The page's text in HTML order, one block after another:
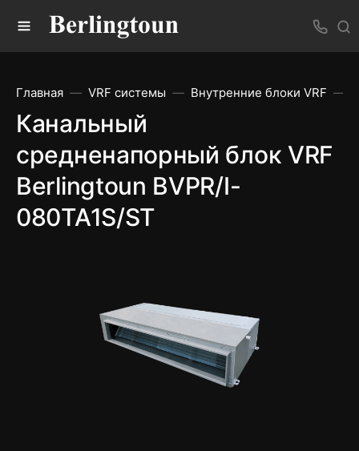
Главная VRF системы Внутренние блоки VRF
Канальный
средненапорный блок VRF
Berlingtoun BVPR/I-
080TA1S/ST